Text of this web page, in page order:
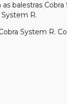
balestras
R.
System R.